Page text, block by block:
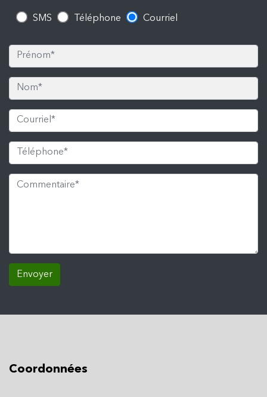
SMS Téléphone Courriel
Envoyer
Coordonnées